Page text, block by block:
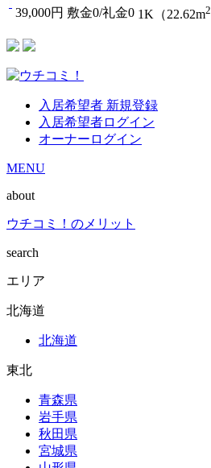
39,000円 敷金0/礼金0 1K（22.62m2
入居希望者 新規登録
入居希望者ログイン
オーナーログイン
MENU
about
ウチコミ！のメリット
search
エリア
北海道
北海道
東北
青森県
岩手県
秋田県
宮城県